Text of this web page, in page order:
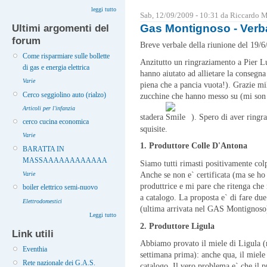
leggi tutto
Ultimi argomenti del
forum
Come risparmiare sulle bollette
di gas e energia elettrica
Varie
Cerco seggiolino auto (rialzo)
Articoli per l'infanzia
cerco cucina economica
Varie
BARATTA IN
MASSAAAAAAAAAAAA
Varie
boiler elettrico semi-nuovo
Elettrodomestici
Leggi tutto
Link utili
Eventhia
Rete nazionale dei G.A.S.
Sab, 12/09/2009 - 10:31 da Riccardo
Gas Montignoso -
Breve verbale della riunione del 19/
Anzitutto un ringraziamento a Pier
hanno aiutato ad allietare la
piena che a pancia vuota!). Grazie
zucchine che hanno messo su (mi
stadera
). Spero di aver
squisite.
1. Produttore Colle D'Antona
Siamo tutti rimasti positivamente
Anche se non e` certificata (ma se
produttrice e mi pare che ritenga
a catalogo. La proposta e` di fare
(ultima arrivata nel GAS
2. Produttore Ligula
Abbiamo provato il miele di Ligula
settimana prima): anche qua, il